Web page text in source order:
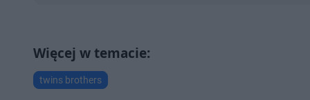
twins brothers